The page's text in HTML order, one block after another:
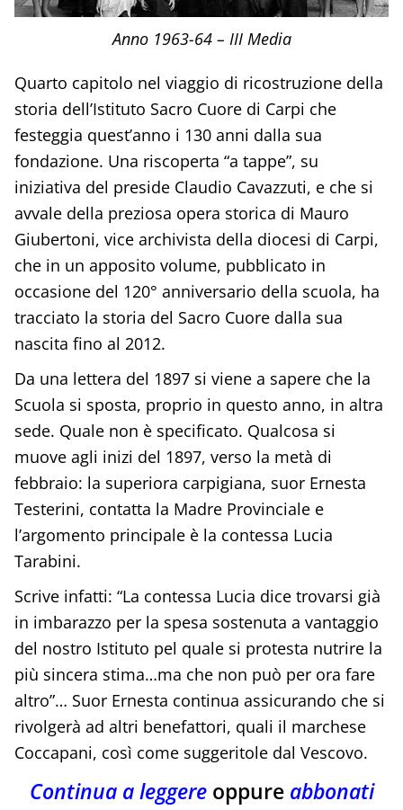
Anno 1963-64 – III Media
Quarto capitolo nel viaggio di ricostruzione della
storia dell’Istituto Sacro Cuore di Carpi che
festeggia quest’anno i 130 anni dalla sua
fondazione. Una riscoperta “a tappe”, su
iniziativa del preside Claudio Cavazzuti, e che si
avvale della preziosa opera storica di Mauro
Giubertoni, vice archivista della diocesi di Carpi,
che in un apposito volume, pubblicato in
occasione del 120° anniversario della scuola, ha
tracciato la storia del Sacro Cuore dalla sua
nascita fino al 2012.
Da una lettera del 1897 si viene a sapere che la
Scuola si sposta, proprio in questo anno, in altra
sede. Quale non è specificato. Qualcosa si
muove agli inizi del 1897, verso la metà di
febbraio: la superiora carpigiana, suor Ernesta
Testerini, contatta la Madre Provinciale e
l’argomento principale è la contessa Lucia
Tarabini.
Scrive infatti: “La contessa Lucia dice trovarsi già
in imbarazzo per la spesa sostenuta a vantaggio
del nostro Istituto pel quale si protesta nutrire la
più sincera stima…ma che non può per ora fare
altro”… Suor Ernesta continua assicurando che si
rivolgerà ad altri benefattori, quali il marchese
Coccapani, così come suggeritole dal Vescovo.
Continua a leggereoppure abbonati